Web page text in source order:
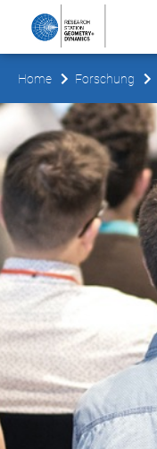
Home Forschung